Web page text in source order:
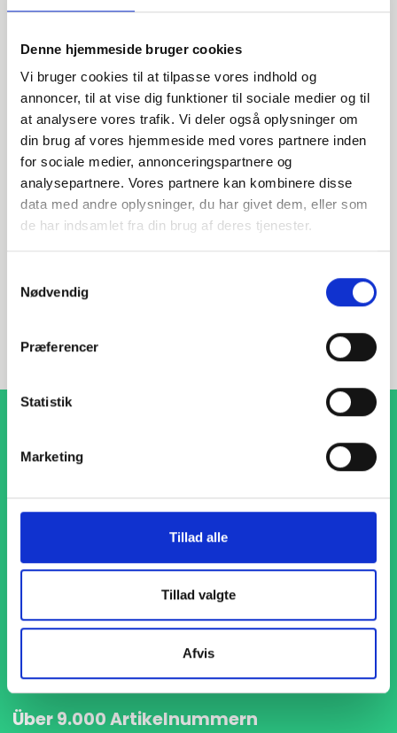
Denne hjemmeside bruger cookies
Vi bruger cookies til at tilpasse vores indhold og
annoncer, til at vise dig funktioner til sociale medier og til
at analysere vores trafik. Vi deler også oplysninger om
din brug af vores hjemmeside med vores partnere inden
for sociale medier, annonceringspartnere og
analysepartnere. Vores partnere kan kombinere disse
data med andre oplysninger, du har givet dem, eller som
de har indsamlet fra din brug af deres tjenester.
Nødvendig
Præferencer
Statistik
Marketing
Tillad alle
Tillad valgte
Afvis
Wir sind für Sie da!
Bei Fragen zu Produkten, Dienstleistungen oder anderen
Anliegen helfen Wir Ihnen gerne weiter.
Pünktliche Lieferung
Wir geben immer unser bestes Ihre Waren pünktlich zu
liefern, damit Ihre Produktion ohne Unterbrechungen
weiterlaufen kann.
Über 9.000 Artikelnummern